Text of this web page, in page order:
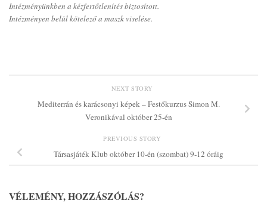
Intézményünkben a kézfertőtlenítés biztosított.
Intézményen belül kötelező a maszk viselése.
NEXT STORY
Mediterrán és karácsonyi képek – Festőkurzus Simon M.
Veronikával október 25-én
PREVIOUS STORY
Társasjáték Klub október 10-én (szombat) 9-12 óráig
VÉLEMÉNY, HOZZÁSZÓLÁS?